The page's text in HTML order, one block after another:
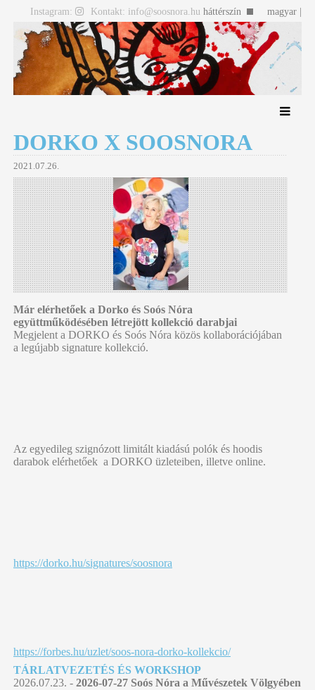
Instagram: Kontakt: info@soosnora.hu háttérszín
magyar |
english
DORKO X SOOSNORA
2021.07.26.
Már elérhetőek a Dorko és Soós Nóra
együttműködésében létrejött kollekció darabjai
Megjelent a DORKO és Soós Nóra közös kollaborációjában
a legújabb signature kollekció.
Az egyedileg szignózott limitált kiadású polók és hoodis
darabok elérhetőek a DORKO üzleteiben, illetve online.
https://dorko.hu/signatures/soosnora
https://forbes.hu/uzlet/soos-nora-dorko-kollekcio/
TÁRLATVEZETÉS ÉS WORKSHOP
2026.07.23. - 2026-07-27 Soós Nóra a Művészetek Völgyében